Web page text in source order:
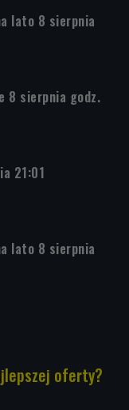
lato 8 sierpnia
8 sierpnia godz.
21:01
lato 8 sierpnia
oferty?